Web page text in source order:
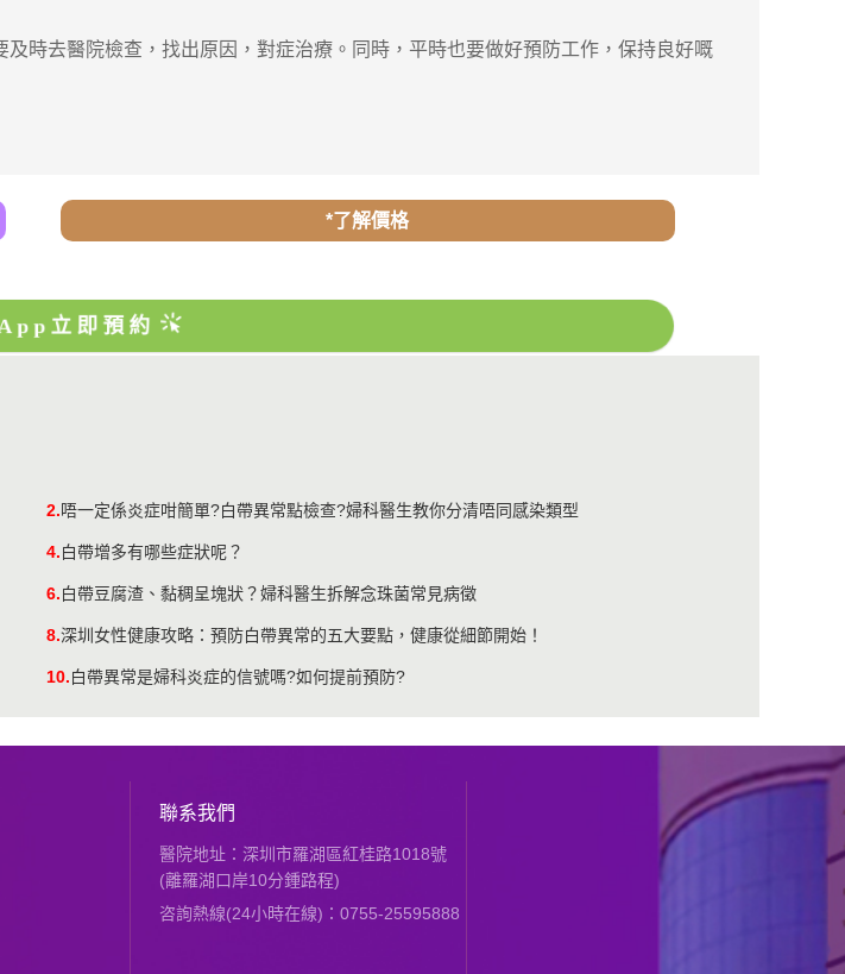
去醫院檢查，找出原因，對症治療。同時，平時也要做好預防工作，保持良好嘅
*了解價格
立即預約
2.唔一定係炎症咁簡單?白帶異常點檢查?婦科醫生教你分清唔同感染類型
4.白帶增多有哪些症狀呢？
6.白帶豆腐渣、黏稠呈塊狀？婦科醫生拆解念珠菌常見病徵
8.深圳女性健康攻略：預防白帶異常的五大要點，健康從細節開始！
10.白帶異常是婦科炎症的信號嗎?如何提前預防?
聯系我們
醫院地址：深圳市羅湖區紅桂路1018號
(離羅湖口岸10分鍾路程)
咨詢熱線(24小時在線)：0755-25595888